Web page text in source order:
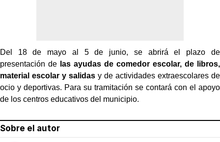
Del 18 de mayo al 5 de junio, se abrirá el plazo de
presentación de las ayudas de comedor escolar, de libros,
material escolar y salidasy de actividades extraescolares de
ocio y deportivas. Para su tramitación se contará con el apoyo
de los centros educativos del municipio.
Sobre el autor